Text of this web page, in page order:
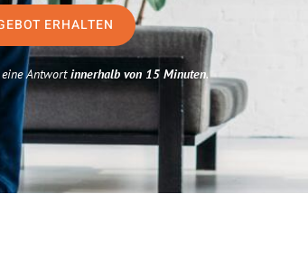
ERHALTEN
Antwortinnerhalb von 15 Minuten.